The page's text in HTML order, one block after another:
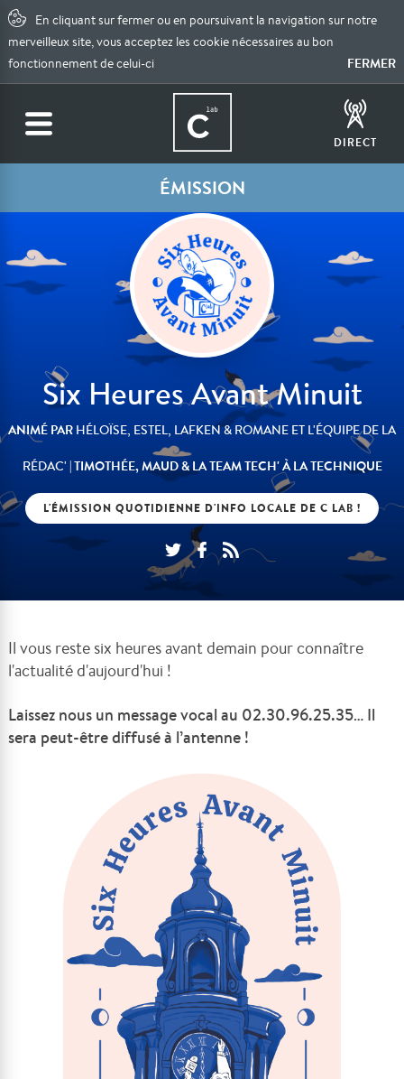
En cliquant sur fermer ou en poursuivant la navigation sur notre
merveilleux site, vous acceptez les cookie nécessaires au bon
fonctionnement de celui-ci
FERMER
DIRECT
ÉMISSION
Six Heures Avant Minuit
ANIMÉ PAR HÉLOÏSE, ESTEL, LAFKEN & ROMANE ET L'ÉQUIPE DE LA
RÉDAC' | TIMOTHÉE, MAUD & LA TEAM TECH' À LA TECHNIQUE
L'ÉMISSION QUOTIDIENNE D'INFO LOCALE DE C LAB !
Il vous reste six heures avant demain pour connaître
l'actualité d'aujourd'hui !
Laissez nous un message vocal au 02.30.96.25.35… Il
sera peut-être diffusé à l’antenne !